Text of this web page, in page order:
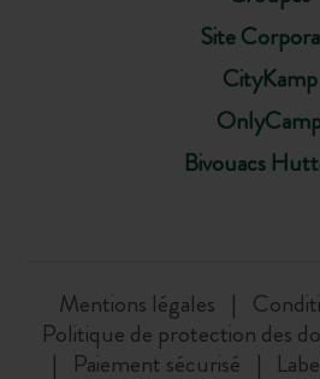
Site
CityKamp
Bivouacs
Mentions légales
Politique de protection des
Paiement sécurisé